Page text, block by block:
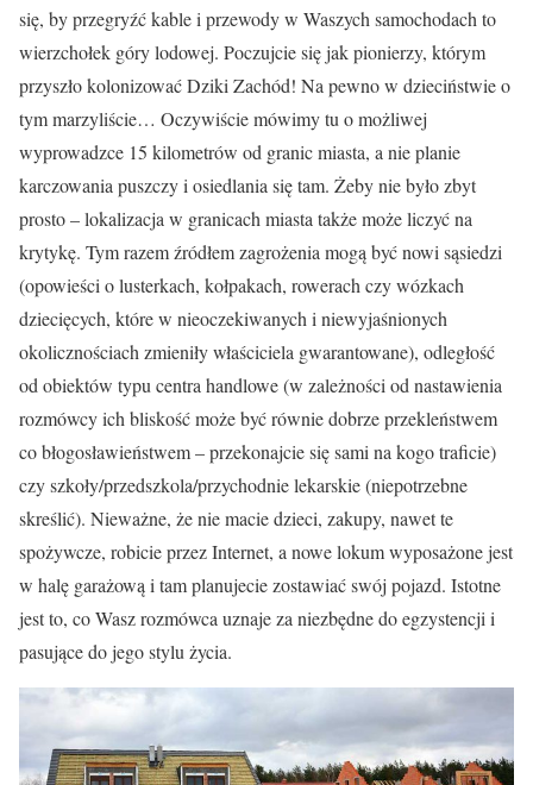
się, by przegryźć kable i przewody w Waszych samochodach to
wierzchołek góry lodowej. Poczujcie się jak pionierzy, którym
przyszło kolonizować Dziki Zachód! Na pewno w dzieciństwie o
tym marzyliście… Oczywiście mówimy tu o możliwej
wyprowadzce 15 kilometrów od granic miasta, a nie planie
karczowania puszczy i osiedlania się tam. Żeby nie było zbyt
prosto – lokalizacja w granicach miasta także może liczyć na
krytykę. Tym razem źródłem zagrożenia mogą być nowi sąsiedzi
(opowieści o lusterkach, kołpakach, rowerach czy wózkach
dziecięcych, które w nieoczekiwanych i niewyjaśnionych
okolicznościach zmieniły właściciela gwarantowane), odległość
od obiektów typu centra handlowe (w zależności od nastawienia
rozmówcy ich bliskość może być równie dobrze przekleństwem
co błogosławieństwem – przekonajcie się sami na kogo traficie)
czy szkoły/przedszkola/przychodnie lekarskie (niepotrzebne
skreślić). Nieważne, że nie macie dzieci, zakupy, nawet te
spożywcze, robicie przez Internet, a nowe lokum wyposażone jest
w halę garażową i tam planujecie zostawiać swój pojazd. Istotne
jest to, co Wasz rozmówca uznaje za niezbędne do egzystencji i
pasujące do jego stylu życia.